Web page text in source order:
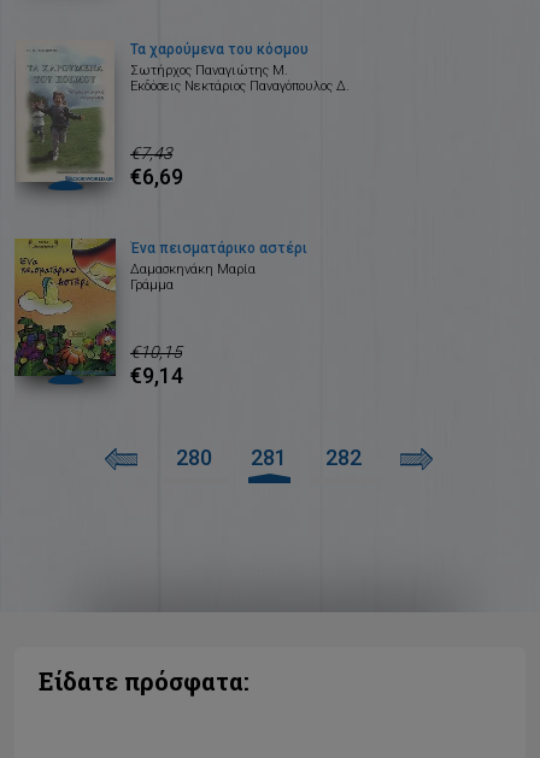
Τα χαρούμενα του κόσμου
Σωτήρχος Παναγιώτης Μ.
Εκδόσεις Νεκτάριος Παναγόπουλος Δ.
€7,43
€6,69
Ένα πεισματάρικο αστέρι
Δαμασκηνάκη Μαρία
Γράμμα
€10,15
€9,14
280 281 282
Είδατε πρόσφατα: